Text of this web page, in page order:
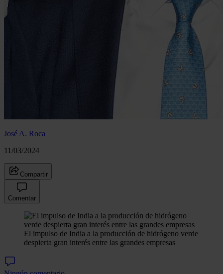
José A. Roca
11/03/2024
Compartir
Comentar
El impulso de India a la producción de hidrógeno verde
despierta gran interés entre las grandes empresas